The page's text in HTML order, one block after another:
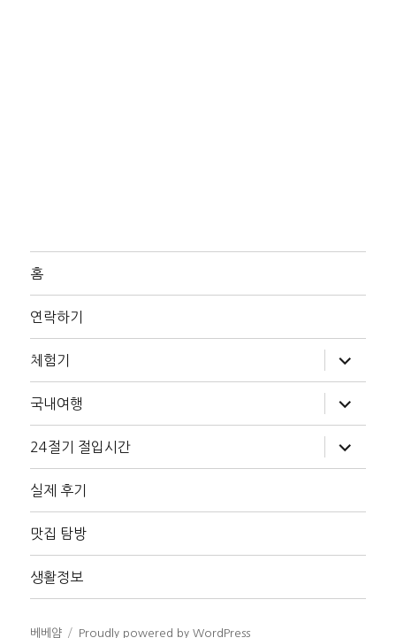
홈
연락하기
체험기
위
메
확
장
국내여행
위
메
확
장
24절기 절입시간
위
메
장
실제 후기
맛집 탐방
생활정보
베베얌 Proudly powered by WordPress